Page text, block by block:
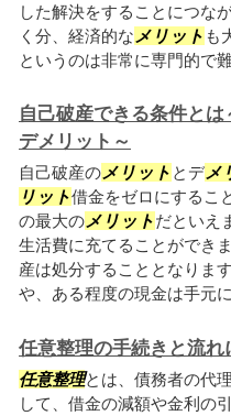
した解決をすることにつな
く分、経済的な メリット も
というのは非常に専門的で
自己破産できる条件とは
デメリット～
自己破産のメリット とデメ
リット借金をゼロにするこ
の最大のメリットだといえ
生活費に充てることができ
産は処分することとなりま
や、ある程度の現金は手元
任意整理の手続きと流れ
任意整理とは、債務者の代
して、借金の減額や金利の